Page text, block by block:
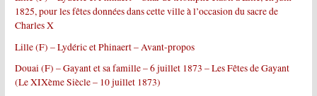
:
1825, pour les fêtes données dans cette ville à l’occasion du sacre de
Charles X
Lille (F) – Lydéric et Phinaert – Avant-propos
Douai (F) – Gayant et sa famille – 6 juillet 1873 – Les Fêtes de Gayant
(Le XIXème Siècle – 10 juillet 1873)